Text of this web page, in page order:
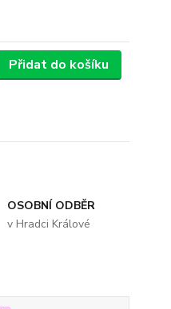
Přidat do košíku
OSOBNÍ ODBĚR
v Hradci Králové